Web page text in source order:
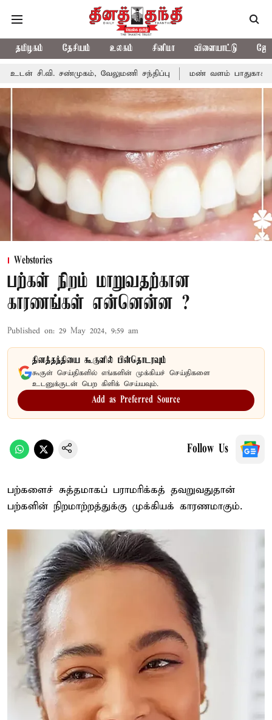
தமிழகம் தேசியம் உலகம் சினிமா விளையாட்டு
வேலுமணி சந்திப்பு மண் வளம் பாதுகாக்க ரசாயன உரம்
Webstories
பற்கள் நிறம் மாறுவதற்கான
காரணங்கள் என்னென்ன ?
Published on: 29 May 2024, 9:59 am
தினத்தந்தியை கூகுளில் பின்தொடரவும்
கூகுள் செய்திகளில் எங்களின் முக்கியச் செய்திகளை
உடனுக்குடன் பெற கிளிக் செய்யவும்.
Add as Preferred Source
Follow Us
பற்களைச் சுத்தமாகப் பராமரிக்கத் தவறுவதுதான்
பற்களின் நிறமாற்றத்துக்கு முக்கியக் காரணமாகும்.